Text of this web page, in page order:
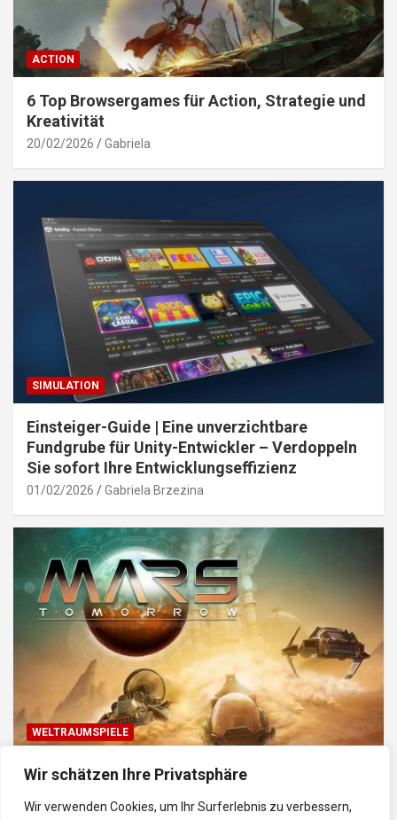
Wir schätzen Ihre Privatsphäre
Wir verwenden Cookies, um Ihr Surferlebnis zu verbessern,
ACTION
6 Top Browsergames für Action, Strategie und
Kreativität
20/02/2026 Gabriela
SIMULATION
Einsteiger-Guide | Eine unverzichtbare
Fundgrube für Unity-Entwickler – Verdoppeln
Sie sofort Ihre Entwicklungseffizienz
01/02/2026 Gabriela Brzezina
WELTRAUMSPIELE
Top Weltraum-Browser-Spiele: Erkunde, baue